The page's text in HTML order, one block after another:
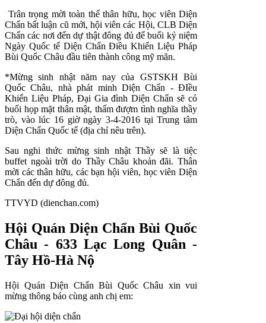
Trân trọng mời toàn thể thân hữu, học viên Diện
Chẩn bất luận cũ mới, hội viên các Hội, CLB Diện
Chẩn các nơi đến dự thật đông đủ để buổi kỷ niệm
Ngày Quốc tế Diện Chẩn Điều Khiển Liệu Pháp
Bùi Quốc Châu đầu tiên thành công mỹ mãn.
*Mừng sinh nhật năm nay của GSTSKH Bùi
Quốc Châu, nhà phát minh Diện Chẩn - ĐIều
Khiển Liệu Pháp, Đại Gia đình Diện Chẩn sẽ có
buổi họp mặt thân mật, thấm đượm tình nghĩa thầy
trò, vào lúc 16 giờ ngày 3-4-2016 tại Trung tâm
Diện Chẩn Quốc tế (địa chỉ nêu trên).
Sau nghi thức mừng sinh nhật Thầy sẽ là tiệc
buffet ngoài trời do Thầy Châu khoản đãi. Thân
mời các thân hữu, các bạn hội viên, học viên Diện
Chẩn đến dự đông đủ.
TTVYD (dienchan.com)
Hội Quán Diện Chẩn Bùi Quốc
Châu - 633 Lạc Long Quân -
Tây Hồ-Hà Nộ
Hội Quán Diện Chẩn Bùi Quốc Châu xin vui
mừng thông báo cùng anh chị em: